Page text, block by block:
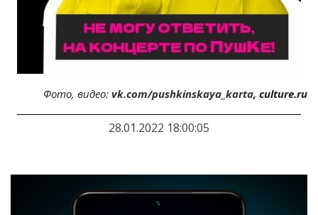
Фото, видео: vk.com/pushkinskaya_karta, culture.ru
28.01.2022 18:00:05